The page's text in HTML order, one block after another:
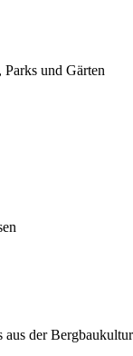
Parks und Gärten
aus der